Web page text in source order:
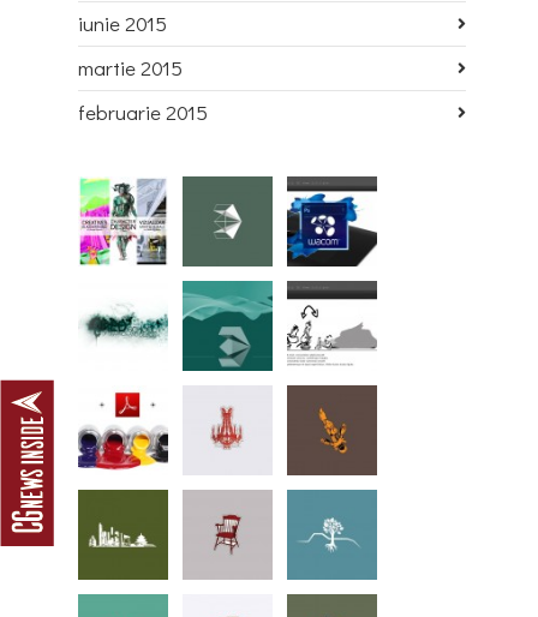
iunie 2015
martie 2015
februarie 2015